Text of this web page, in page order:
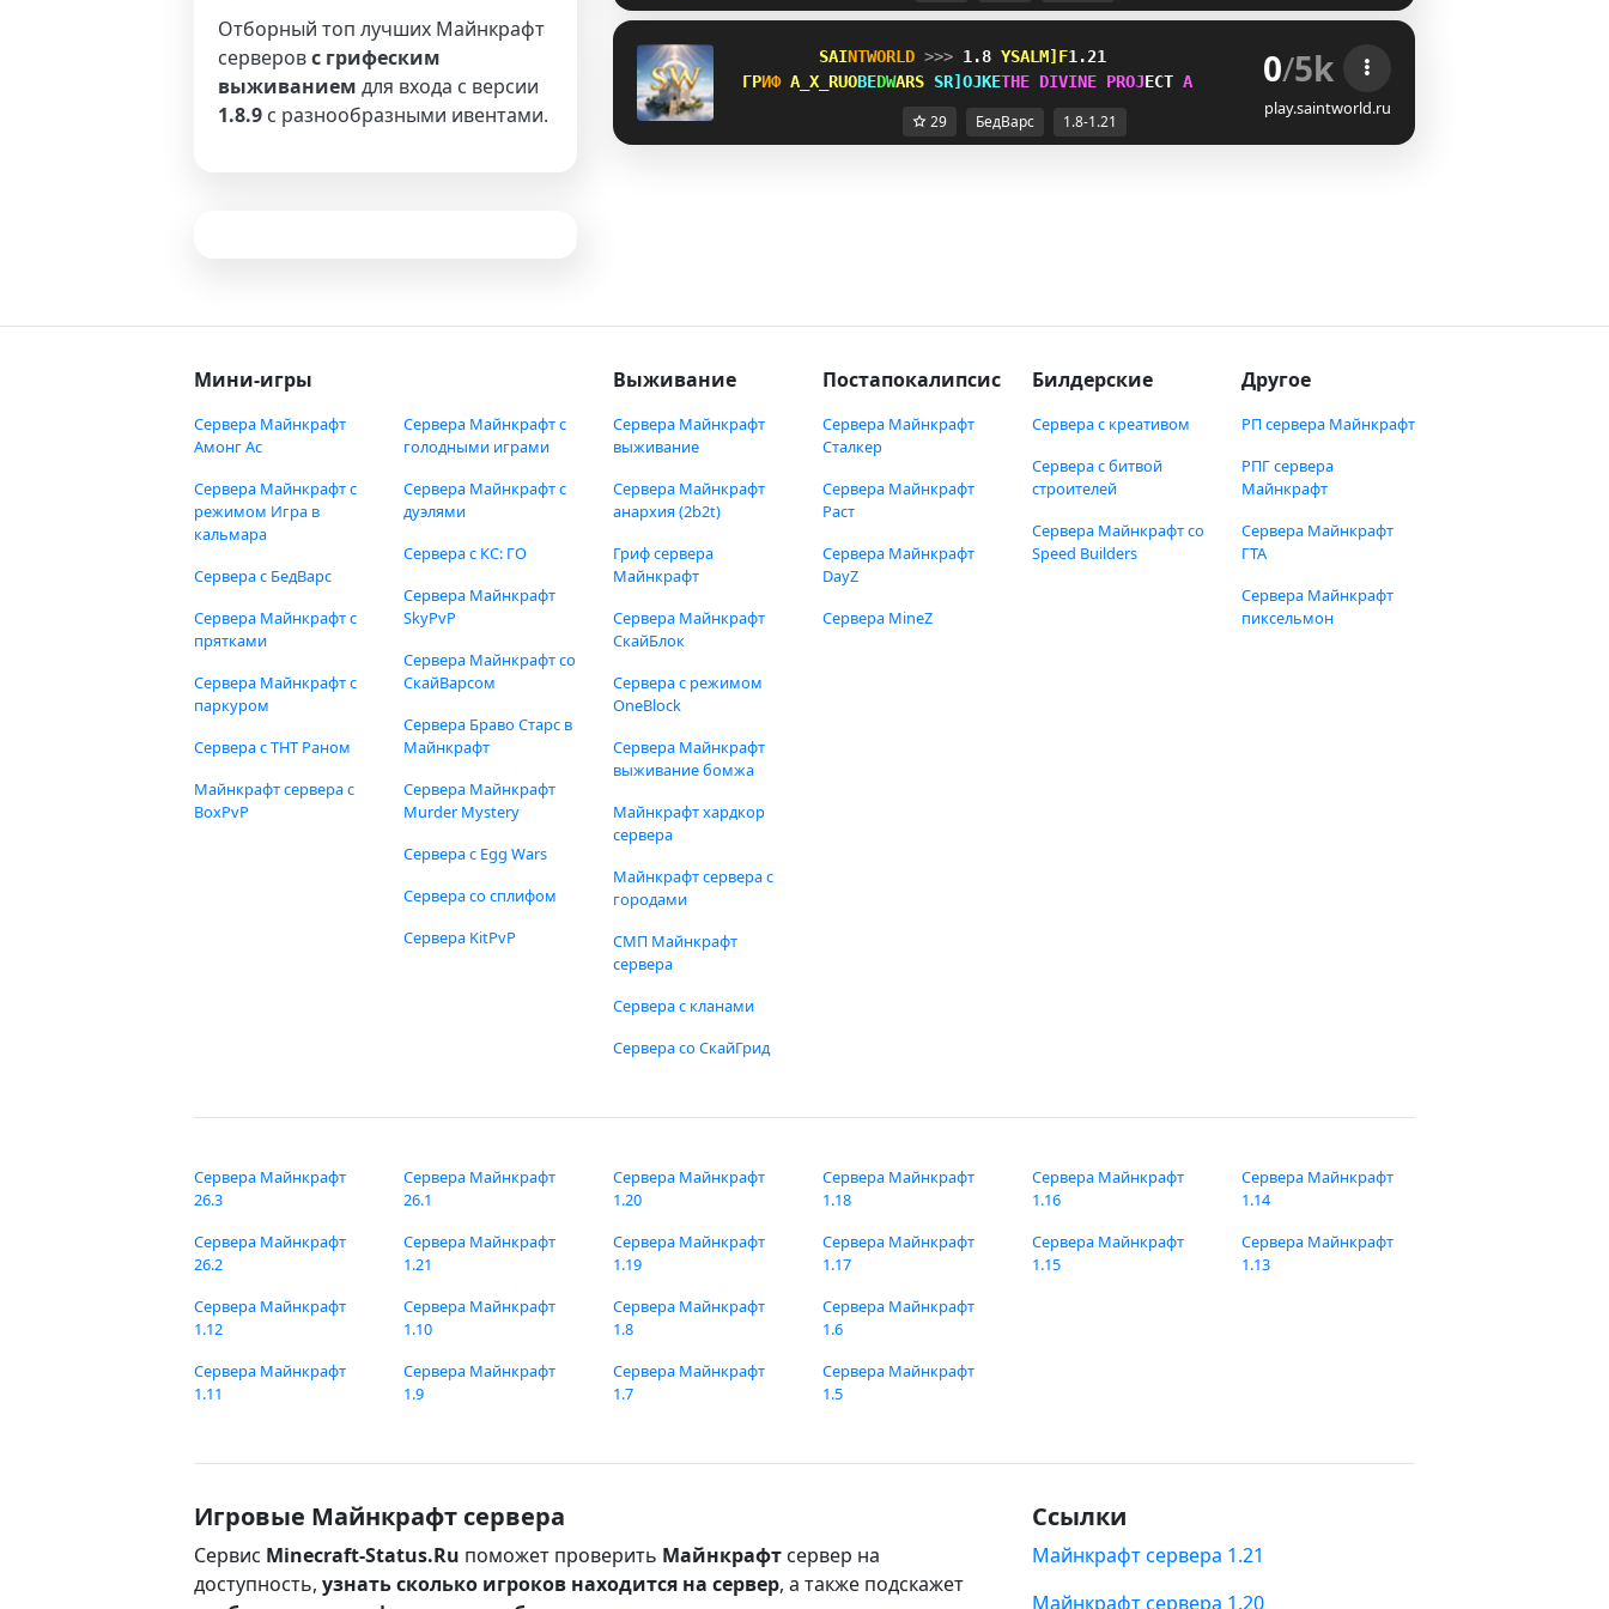
Отборный топ лучших Майнкрафт
серверовс грифеским
выживанием для входа с версии
1.8.9 с разнообразными ивентами.
SAINTWORLD >>> 1.8 GVOEXTW1.21
ГРИФ ZXOXBBRBEDWARS VEZMLOFTHE DIVINE PROJECT Z 0/5k
play.saintworld.ru
29 БедВарс 1.8-1.21
Мини-игры
Сервера Майнкрафт
Амонг Ас
Сервера Майнкрафт с
режимом Игра в
кальмара
Сервера с БедВарс
Сервера Майнкрафт с
прятками
Сервера Майнкрафт с
паркуром
Сервера с ТНТ Раном
Майнкрафт сервера с
BoxPvP
Сервера Майнкрафт с
голодными играми
Сервера Майнкрафт с
дуэлями
Сервера с КС: ГО
Сервера Майнкрафт
SkyPvP
Сервера Майнкрафт со
СкайВарсом
Сервера Браво Старс в
Майнкрафт
Сервера Майнкрафт
Murder Mystery
Сервера с Egg Wars
Сервера со сплифом
Сервера KitPvP
Выживание
Сервера Майнкрафт
выживание
Сервера Майнкрафт
анархия (2b2t)
Гриф сервера
Майнкрафт
Сервера Майнкрафт
СкайБлок
Сервера с режимом
OneBlock
Сервера Майнкрафт
выживание бомжа
Майнкрафт хардкор
сервера
Майнкрафт сервера с
городами
СМП Майнкрафт
сервера
Сервера с кланами
Сервера со СкайГрид
Постапокалипсис
Сервера Майнкрафт
Сталкер
Сервера Майнкрафт
Раст
Сервера Майнкрафт
DayZ
Сервера MineZ
Билдерские
Сервера с креативом
Сервера с битвой
строителей
Сервера Майнкрафт со
Speed Builders
Другое
РП сервера Майнкрафт
РПГ сервера
Майнкрафт
Сервера Майнкрафт
ГТА
Сервера Майнкрафт
пиксельмон
Сервера Майнкрафт
26.3
Сервера Майнкрафт
26.2
Сервера Майнкрафт
26.1
Сервера Майнкрафт
1.21
Сервера Майнкрафт
1.20
Сервера Майнкрафт
1.19
Сервера Майнкрафт
1.18
Сервера Майнкрафт
1.17
Сервера Майнкрафт
1.16
Сервера Майнкрафт
1.15
Сервера Майнкрафт
1.14
Сервера Майнкрафт
1.13
Сервера Майнкрафт
1.12
Сервера Майнкрафт
1.11
Сервера Майнкрафт
1.10
Сервера Майнкрафт
1.9
Сервера Майнкрафт
1.8
Сервера Майнкрафт
1.7
Сервера Майнкрафт
1.6
Сервера Майнкрафт
1.5
Игровые Майнкрафт сервера
Сервис Minecraft-Status.Ru поможет проверить Майнкрафт сервер на
доступность, узнать сколько игроков находится на сервер, а также подскажет
Ссылки
Майнкрафт сервера 1.21
Майнкрафт сервера 1.20